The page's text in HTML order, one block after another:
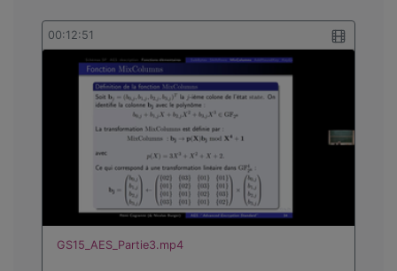
00:12:51
GS15_AES_Partie3.mp4